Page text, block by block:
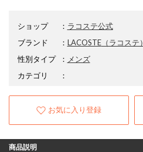
ショップ ： ラコステ公式
ブランド
： LACOSTE（ラコステ）
性別タイプ
： メンズ
カテゴリ
：
お気に入り登録
商品説明